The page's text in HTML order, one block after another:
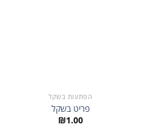
הפתעות בשקל
פריט בשקל
₪1.00